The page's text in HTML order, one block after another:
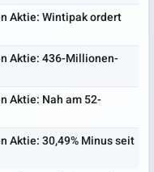
Aktie: Wintipak ordert
Aktie: 436-Millionen-
Aktie: Nah am 52-
Aktie: 30,49% Minus seit